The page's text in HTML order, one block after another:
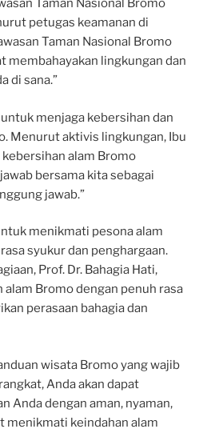
Taman Nasional Bromo
petugas keamanan di
Taman Nasional Bromo
membahayakan lingkungan dan
di sana.”
menjaga kebersihan dan
Menurut aktivis lingkungan, Ibu
alam Bromo
bersama kita sebagai
jawab.”
menikmati pesona alam
syukur dan penghargaan.
Prof. Dr. Bahagia Hati,
Bromo dengan penuh rasa
perasaan bahagia dan
wisata Bromo yang wajib
Anda akan dapat
Anda dengan aman, nyaman,
menikmati keindahan alam